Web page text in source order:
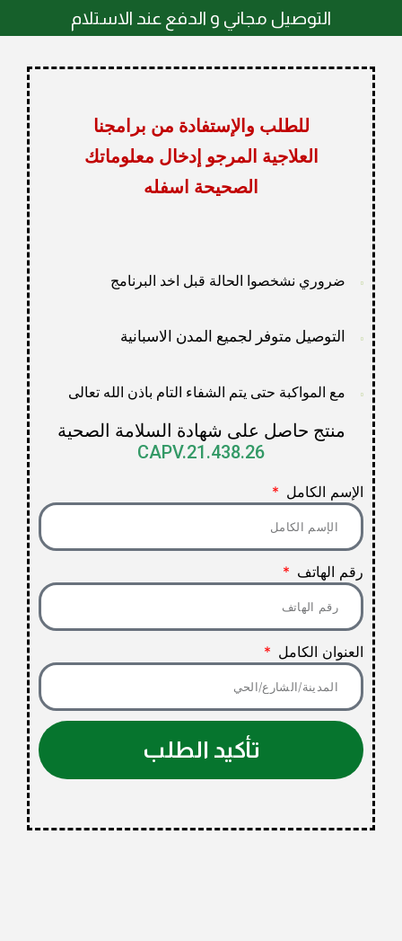
التوصيل مجاني و الدفع عند الاستلام
للطلب والإستفادة من برامجنا
العلاجية المرجو إدخال معلوماتك
الصحيحة اسفله
ضروري نشخصوا الحالة قبل اخد البرنامج
التوصيل متوفر لجميع المدن الاسبانية
مع المواكبة حتى يتم الشفاء التام باذن الله تعالى
منتج حاصل على شهادة السلامة الصحية
CAPV.21.438.26
الإسم الكامل
رقم الهاتف
العنوان الكامل
تأكيد الطلب